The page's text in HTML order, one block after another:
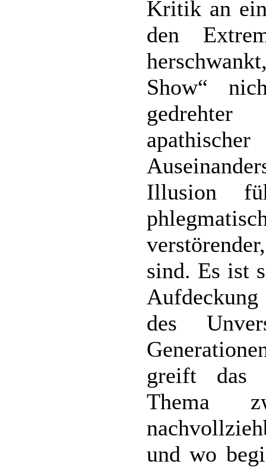
Kritik an
den
Show“
Illusion
sind. Es ist
des
greift das
Thema
und wo